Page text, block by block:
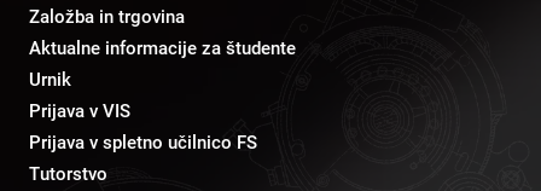
Založba in trgovina
Aktualne informacije za študente
Urnik
Prijava v VIS
Prijava v spletno učilnico FS
Tutorstvo